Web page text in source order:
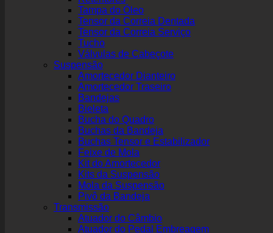
Tampa do Óleo
Tensor da Correia Dentada
Tensor da Correia Serviço
Tucho
Válvulas de Cabeçote
Suspensão
Amortecedor Dianteiro
Amortecedor Traseiro
Bandejas
Bieleta
Bucha do Quadro
Buchas da Bandeja
Buchas Tensor e Estabilizador
Feixe de Mola
Kit do Amortecedor
Kits da Suspensão
Mola da Suspensão
Pivô da Bandeja
Transmissão
Atuador do Câmbio
Atuador do Pedal Embreagem